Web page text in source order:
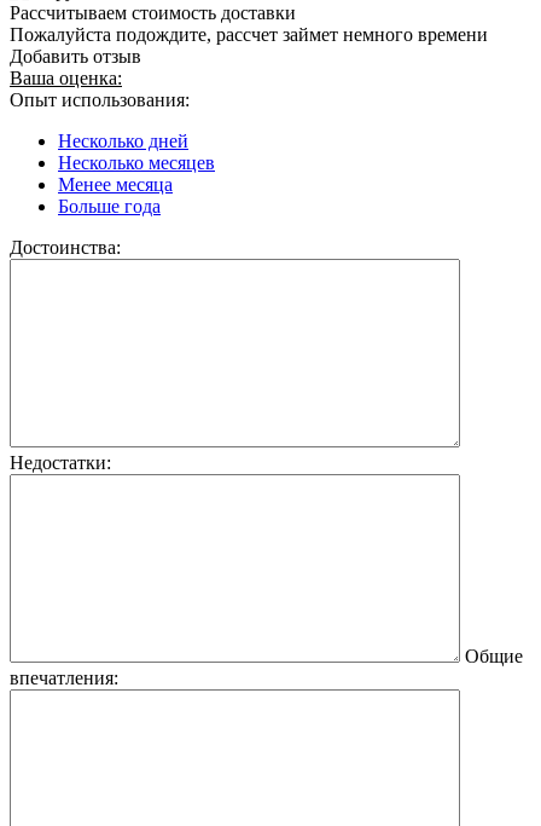
Рассчитываем стоимость доставки
Пожалуйста подождите, рассчет займет немного времени
Добавить отзыв
Ваша оценка:
Опыт использования:
Несколько дней
Несколько месяцев
Менее месяца
Больше года
Достоинства:
Недостатки:
Общие
впечатления: